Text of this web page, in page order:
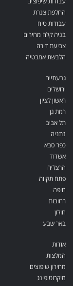
החלפת צנרת
עבודות טיח
בניה קלה מחירים
צביעת דירה
הלבשת אמבטיה
גבעתיים
ירושלים
ראשון לציון
רמת גן
תל אביב
נתניה
כפר סבא
אשדוד
הרצליה
פתח תקווה
חיפה
רחובות
חולון
באר שבע
אודות
המלצות
מחירון שיפוצים
מיקרוטופינג